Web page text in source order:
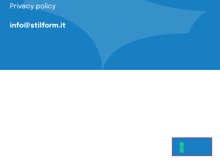
Privacy policy
info@stilform.it